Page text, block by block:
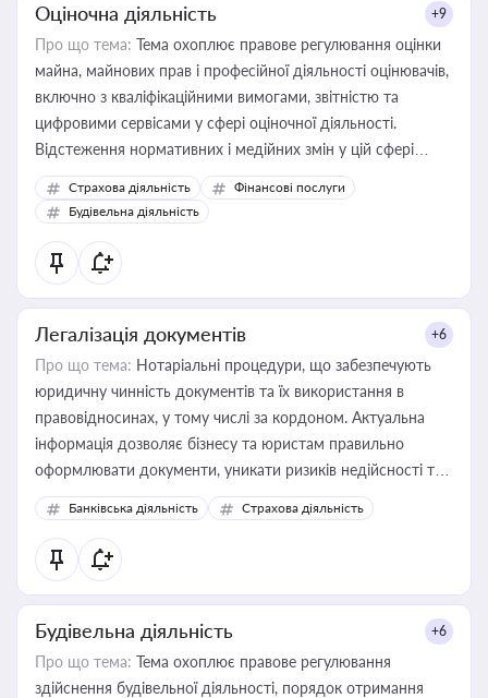
Оціночна діяльність +9
Про що тема: Тема охоплює правове регулювання оцінки
майна, майнових прав і професійної діяльності оцінювачів,
включно з кваліфікаційними вимогами, звітністю та
цифровими сервісами у сфері оціночної діяльності.
Відстеження нормативних і медійних змін у цій сфері
корисне для власника бізнесу, керівника, юриста або
бухгалтера під час оподаткування, приватизації, оренди
державного майна, корпоративних угод і перевірки
статусу суб'єктів оціночної діяльності
Страхова діяльність
Фінансові послуги
Будівельна діяльність
Легалізація документів +6
Про що тема: Нотаріальні процедури, що забезпечують
юридичну чинність документів та їх використання в
правовідносинах, у тому числі за кордоном. Актуальна
інформація дозволяє бізнесу та юристам правильно
оформлювати документи, уникати ризиків недійсності та
забезпечувати їх належне прийняття органами влади та
контрагентами
Банківська діяльність Страхова діяльність
Будівельна діяльність +6
Про що тема: Тема охоплює правове регулювання
здійснення будівельної діяльності, порядок отримання